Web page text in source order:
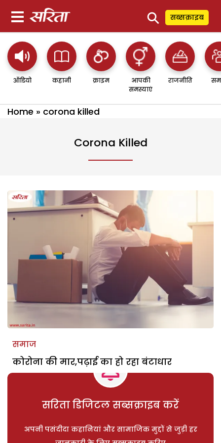
⚲ सब्सक्राइब
ऑडियो कहानी क्राइम
आपकी
समस्याएं
राजनीति
Home » corona killed
Corona Killed
समाज
कोरोना की मार,पढ़ाई का हो रहा बंटाधार
सरिता डिजिटल सब्सक्राइब करें
अपनी पसंदीदा कहानियां और सामाजिक मुद्दों से जुड़ी हर